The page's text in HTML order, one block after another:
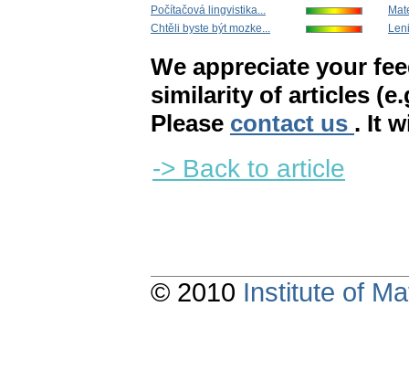
Počítačová lingvistika...
Chtěli byste být mozke...
We appreciate your
similarity of articles
Please contact us . It
-> Back to article
© 2010 Institute of